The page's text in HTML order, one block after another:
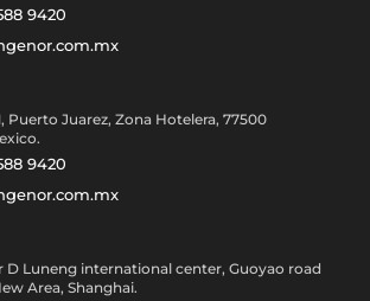
9420
Puerto Juarez, Zona Hotelera, 77500
9420
D Luneng international center, Guoyao road
Area, Shanghai.